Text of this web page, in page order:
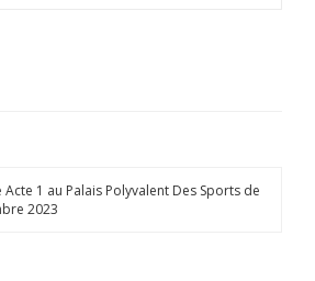
Acte 1 au Palais Polyvalent Des Sports de
2023